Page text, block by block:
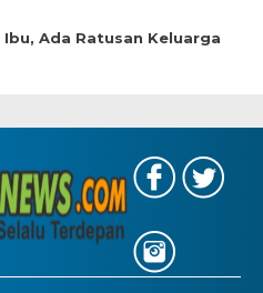
Ada Ratusan Keluarga